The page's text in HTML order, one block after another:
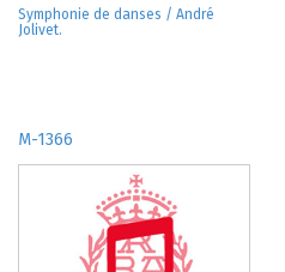
Symphonie de danses / André
Jolivet.
M-1366